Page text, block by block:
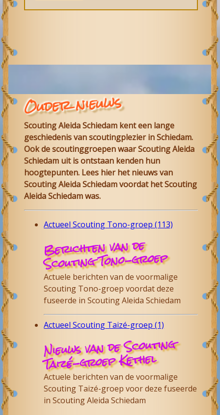
Ouder nieuws
Scouting Aleida Schiedam kent een lange
geschiedenis van scoutingplezier inSchiedam.
Ook de scoutinggroepen waarScouting Aleida
Schiedam uit is ontstaan kenden hun
hoogtepunten. Lees hier het nieuws van
Scouting AleidaSchiedamvoordat het Scouting
Aleida Schiedam was.
Actueel Scouting Tono-groep (113)
Berichten van de
Scouting Tono-groep
Actuele berichten van de voormalige
Scouting Tono-groep voordat deze
fuseerde in Scouting Aleida Schiedam
Actueel Scouting Taizé-groep (1)
Nieuws van de Scouting
Taizé-groep Kethel
Actuele berichten van de voormalige
Scouting Taizé-groep voor deze fuseerde
in Scouting Aleida Schiedam